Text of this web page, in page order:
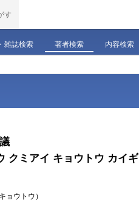
す
雑誌検索 著者検索 内容検索
クミアイ キョウトウ カイギ
ョウトウ）